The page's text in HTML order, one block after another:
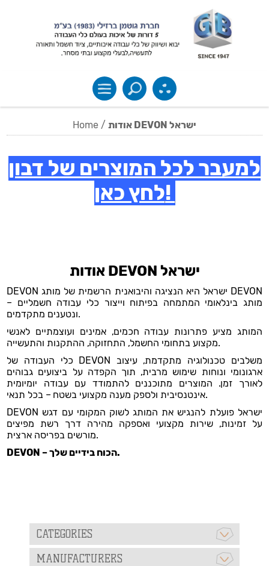
Home / אודות DEVON ישראל
למעבר לכל המוצרים של דבון
לחץ כאן!
אודות DEVON ישראל
DEVON ישראל היא הנציגה והיבואנית הרשמית של מותג DEVON
– מותג בינלאומי המתמחה בפיתוח וייצור כלי עבודה חשמליים
ונטענים מתקדמים.
המותג מציע פתרונות עבודה חכמים, אמינים ועוצמתיים לאנשי
מקצוע בתחומי החשמל, התחזוקה, ההתקנות והתעשייה.
כלי העבודה של DEVON משלבים טכנולוגיה מתקדמת, עיצוב
ארגונומי ונוחות שימוש מרבית, תוך הקפדה על ביצועים גבוהים
לאורך זמן. המוצרים מתוכננים להתמודד עם עבודה יומיומית
אינטנסיבית ולספק מענה מקצועי בשטח – בכל תנאי.
DEVON ישראל פועלת להנגיש את המותג לשוק המקומי עם דגש
על זמינות, שירות מקצועי ואספקה מהירה דרך רשת מפיצים
מורשים בפריסה ארצית.
DEVON – הכוח בידיים שלך.
CATEGORIES
MANUFACTURERS